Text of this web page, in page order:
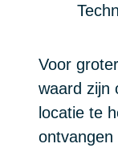
Voor
waard zijn
locatie te
ontvangen